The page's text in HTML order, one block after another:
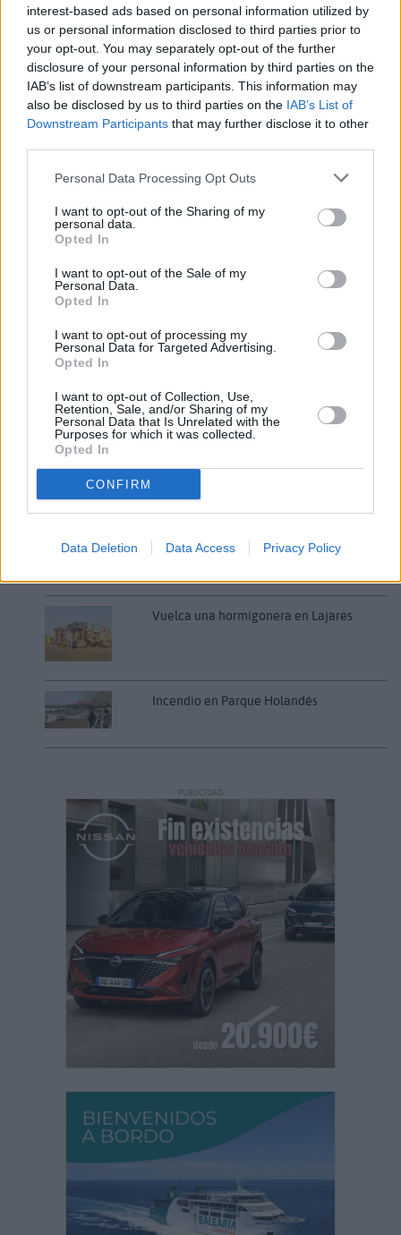
interest-based ads based on personal information utilized by
us or personal information disclosed to third parties prior to
your opt-out. You may separately opt-out of the further
disclosure of your personal information by third parties on the
IAB’s list of downstream participants. This information may
also be disclosed by us to third parties on the IAB’s List of
Downstream Participants that may further disclose it to other
Personal Data Processing Opt Outs
I want to opt-out of the Sharing of my
personal data.
Opted In
I want to opt-out of the Sale of my
Personal Data.
Opted In
I want to opt-out of processing my
Personal Data for Targeted Advertising.
Opted In
I want to opt-out of Collection, Use,
Retention, Sale, and/or Sharing of my
Personal Data that Is Unrelated with the
Purposes for which it was collected.
Opted In
CONFIRM
Data Deletion Data Access Privacy Policy
Navidad”, asegura.
Sobre la polémica con Coca-Cola, Staglianò ha
asegurado que se refería a que San Nicolás, “en la
tradición anglosajona, luego se convirtió en Santa
Claus, pero no en el Santa Claus creado por Coca-
Comentarios (0)
LO MÁS LEÍDO
Fallece un bebé de 20 meses por un
golpe de calor en Fuerteventura
¿EN QUÉ MOMENTO DEJAMOS DE SER
Fuerteventura Santiago de Compostela
Vuelca una hormigonera en Lajares
Incendio en Parque Holandés
PUBLICIDAD